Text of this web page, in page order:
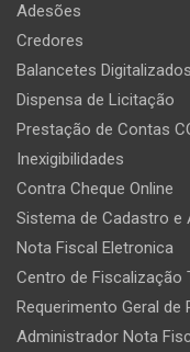
Adesões
Credores
Balancetes Digitalizados
Dispensa de Licitação
Prestação de Contas
Inexigibilidades
Contra Cheque Online
Sistema de Cadastro e
Nota Fiscal Eletronica
Centro de Fiscalização
Requerimento Geral de
Administrador Nota